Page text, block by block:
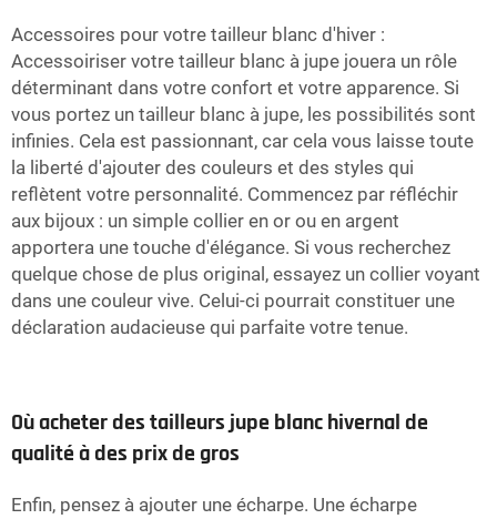
Accessoires pour votre tailleur blanc d'hiver :
Accessoiriser votre tailleur blanc à jupe jouera un rôle
déterminant dans votre confort et votre apparence. Si
vous portez un tailleur blanc à jupe, les possibilités sont
infinies. Cela est passionnant, car cela vous laisse toute
la liberté d'ajouter des couleurs et des styles qui
reflètent votre personnalité. Commencez par réfléchir
aux bijoux : un simple collier en or ou en argent
apportera une touche d'élégance. Si vous recherchez
quelque chose de plus original, essayez un collier voyant
dans une couleur vive. Celui-ci pourrait constituer une
déclaration audacieuse qui parfaite votre tenue.
Où acheter des tailleurs jupe blanc hivernal de
qualité à des prix de gros
Enfin, pensez à ajouter une écharpe. Une écharpe